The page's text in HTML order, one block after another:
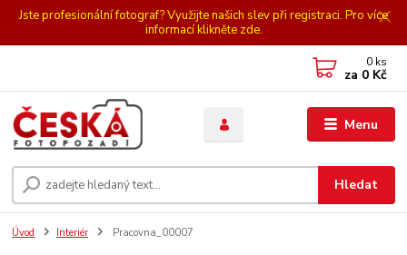
Jste profesionální fotograf? Využijte našich slev při registraci. Pro více
informací klikněte zde.
Menu
Hledat
0 ks
za 0 Kč
Úvod Interiér Pracovna_00007